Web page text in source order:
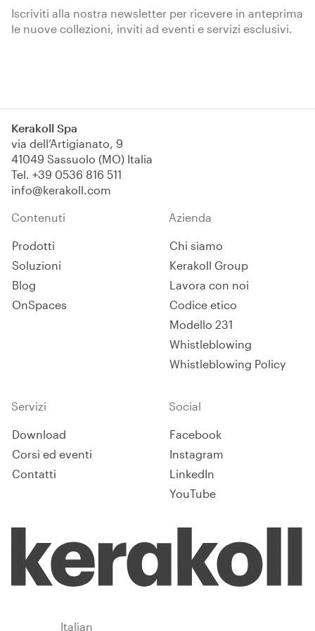
Iscriviti alla nostra newsletter per ricevere in anteprima
le nuove collezioni, inviti ad eventi e servizi esclusivi.
Kerakoll Spa
via dell’Artigianato, 9
41049 Sassuolo (MO) Italia
Tel. +39 0536 816 511
info@kerakoll.com
Contenuti
Prodotti
Soluzioni
Blog
OnSpaces
Azienda
Chi siamo
Kerakoll Group
Lavora con noi
Codice etico
Modello 231
Whistleblowing
Whistleblowing Policy
Servizi
Download
Corsi ed eventi
Contatti
Social
Facebook
Instagram
LinkedIn
YouTube
Italian